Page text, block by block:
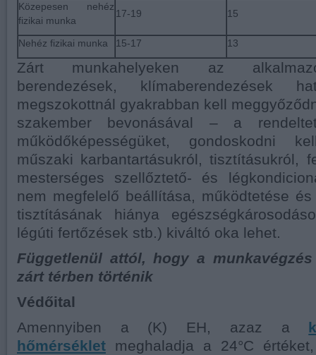
Közepesen nehéz
fizikai munka
17-19 15
Nehéz fizikai munka 15-17 13
Zárt munkahelyeken az
berendezések, klímaberendezések
megszokottnál gyakrabban kell
szakember bevonásával – a
működőképességüket, gondoskodni
műszaki karbantartásukról, tisztításukról,
mesterséges szellőztető- és
nem megfelelő beállítása, működtetése
tisztításának hiánya
légúti fertőzések stb.) kiváltó oka lehet.
Függetlenül attól, hogy a
zárt térben történik
Védőital
Amennyiben a (K) EH, azaz a
hőmérséklet meghaladja a 24°C